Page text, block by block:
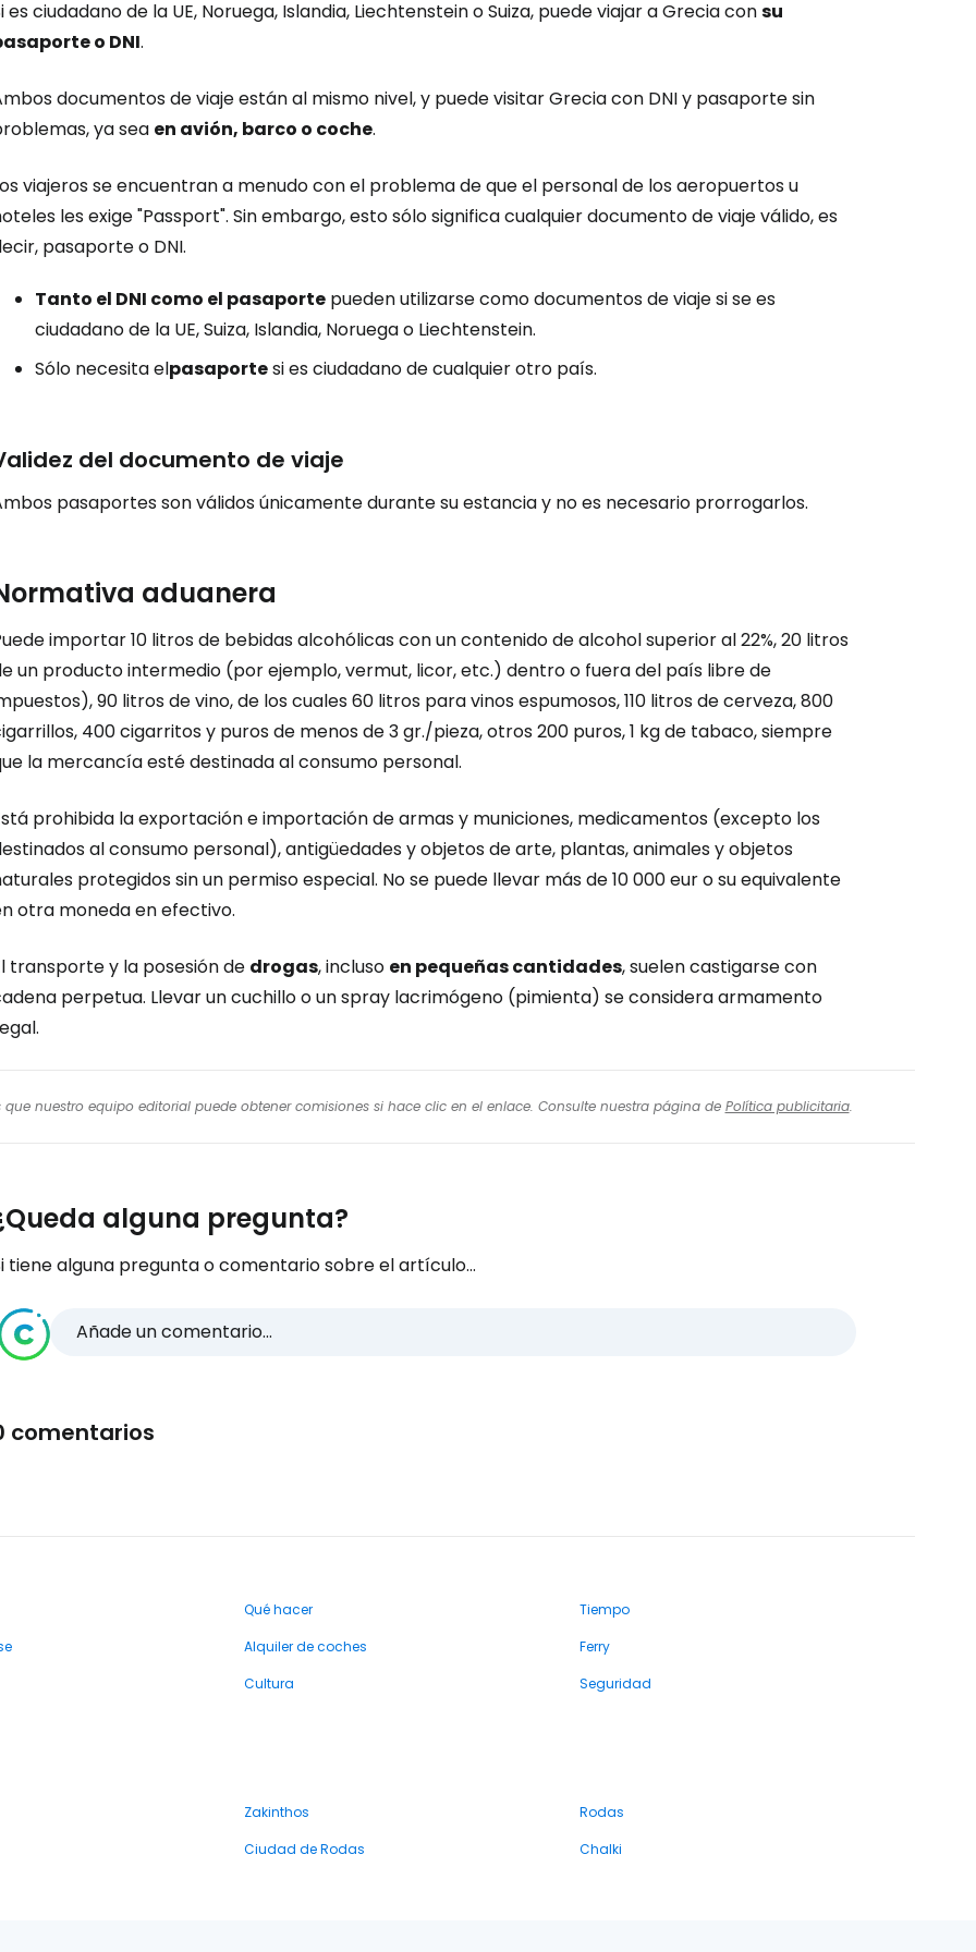
es ciudadano de la UE, Noruega, Islandia, Liechtenstein o Suiza, puede viajar a Grecia consu
o DNI.
documentos de viaje están al mismo nivel, y puede visitar Grecia con DNI y pasaporte sin
ya sea en avión, barco o coche.
viajeros se encuentran a menudo con el problema de que el personal de los aeropuertos u
les exige"Passport". Sin embargo, esto sólo significa cualquier documento de viaje válido, es
pasaporte o DNI.
Tanto el DNI como el pasaporte pueden utilizarse como documentos de viaje si se es
ciudadano de la UE, Suiza, Islandia, Noruega o Liechtenstein.
Sólo necesita elpasaportesi es ciudadano de cualquier otro país.
del documento de viaje
pasaportes son válidos únicamente durante su estancia y no es necesario prorrogarlos.
aduanera
importar 10 litros de bebidas alcohólicas con un contenido de alcohol superior al 22%, 20 litros
un producto intermedio (por ejemplo, vermut, licor, etc.) dentro o fuera del país libre de
90 litros de vino, de los cuales 60 litros para vinos espumosos, 110 litros de cerveza, 800
400 cigarritos y puros de menos de 3 gr./pieza, otros 200 puros, 1 kg de tabaco, siempre
la mercancía esté destinada al consumo personal.
prohibida la exportación e importación de armas y municiones, medicamentos (excepto los
al consumo personal), antigüedades y objetos de arte, plantas, animales y objetos
protegidos sin un permiso especial. No se puede llevar más de 10 000 eur o su equivalente
otra moneda en efectivo.
transporte y la posesión de drogas, incluso en pequeñas cantidades, suelen castigarse con
perpetua. Llevar un cuchillo o un spray lacrimógeno (pimienta) se considera armamento
nuestro equipo editorial puede obtener comisiones si hace clic en el enlace. Consulte nuestra página de Política publicitaria.
alguna pregunta?
tiene alguna pregunta o comentario sobre el artículo...
Añade un comentario...
comentarios
Qué hacer
Tiempo
Alquiler de coches
Ferry
Cultura
Seguridad
Zakinthos
Rodas
Ciudad de Rodas Chalki
Iniciar sesión en Cestee
... la comunidad mundial de viajeros